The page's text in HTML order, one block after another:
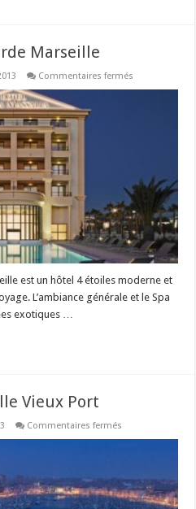
Marseille
Commentaires fermés
est un hôtel 4 étoiles moderne et
L’ambiance générale et le Spa
exotiques …
Vieux Port
Commentaires fermés
Port